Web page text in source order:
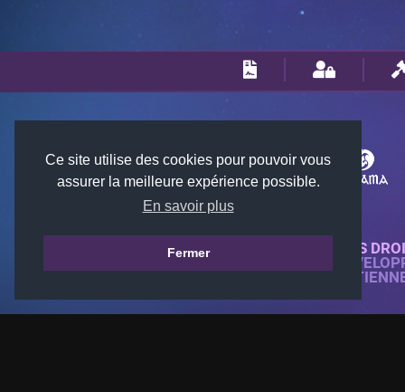
Ce site utilise des cookies pour pouvoir vous
assurer la meilleure expérience possible.
En savoir plus
Fermer
© 2018-2026 KTARENA. TOUS
SITE WEB ENTIÈREMENT
TOUTES LES IMAGES